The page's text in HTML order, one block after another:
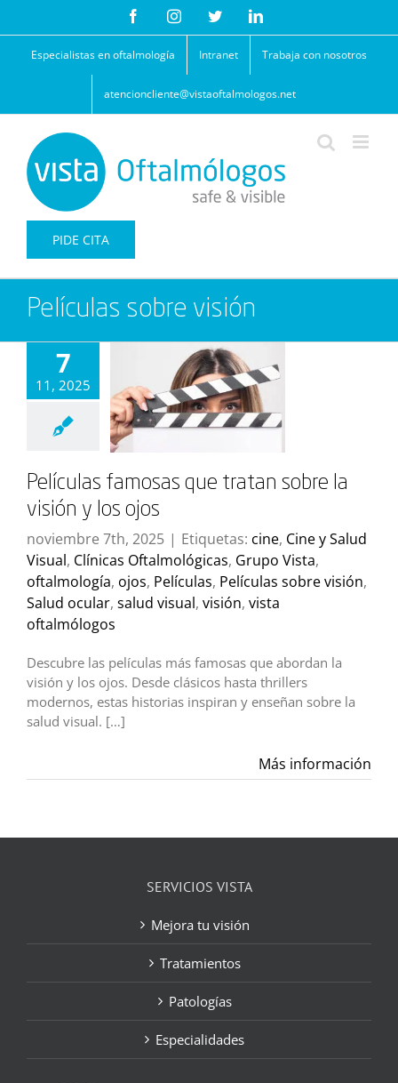
contenido
FacebookInstagramTwitterLinkedIn
Especialistas en oftalmología Intranet Trabaja con nosotros
atencioncliente@vistaoftalmologos.net
PIDE CITA
Películas sobre visión
7
11, 2025
Películas famosas que tratan sobre la
visión y los ojos
noviembre 7th, 2025 | Etiquetas: cine, Cine y Salud
Visual, Clínicas Oftalmológicas, Grupo Vista,
oftalmología, ojos, Películas, Películas sobre visión,
Salud ocular, salud visual, visión, vista
oftalmólogos
Descubre las películas más famosas que abordan la
visión y los ojos. Desde clásicos hasta thrillers
modernos, estas historias inspiran y enseñan sobre la
salud visual. […]
Más información
SERVICIOS VISTA
Mejora tu visión
Tratamientos
Patologías
Especialidades